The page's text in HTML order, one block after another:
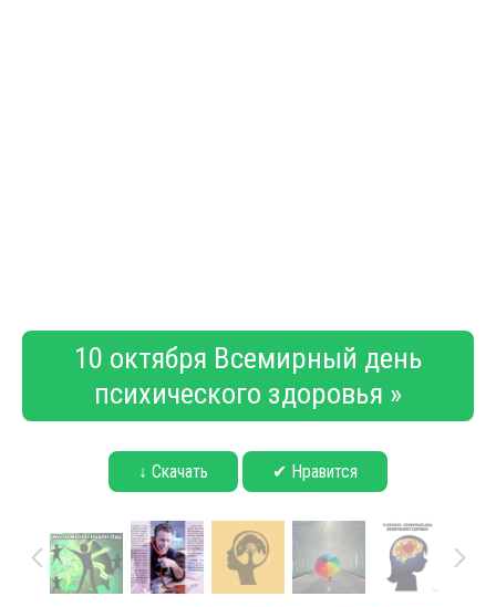
10 октября Всемирный день
психического здоровья »
↓ Скачать ✔ Нравится